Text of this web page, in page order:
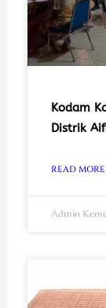
Kodam
Distrik
READ MORE
Admin